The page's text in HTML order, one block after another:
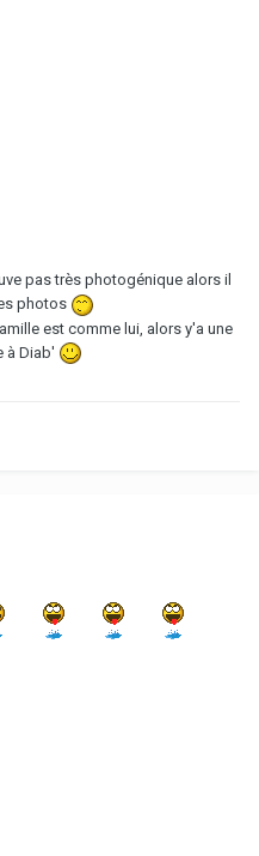
pas très photogénique alors il
photos
est comme lui, alors y'a une
à Diab'